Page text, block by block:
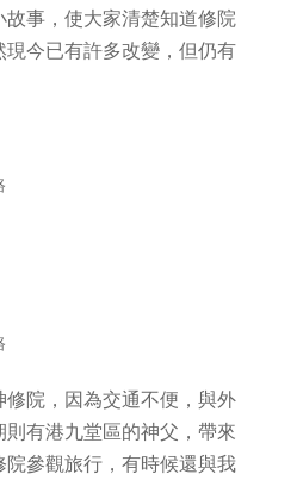
事，使大家清楚知道修院
今已有許多改變，但仍有
院，因為交通不便，與外
有港九堂區的神父，帶來
參觀旅行，有時候還與我